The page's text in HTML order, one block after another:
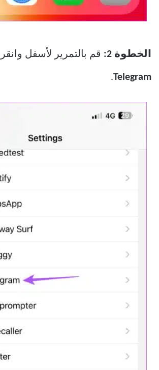
الخطوة 2: قم بالتمرير لأسفل
Telegram
.